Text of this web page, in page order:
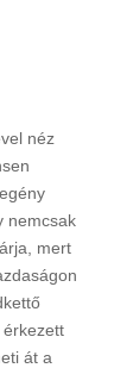
néz
nemcsak
mert
át a